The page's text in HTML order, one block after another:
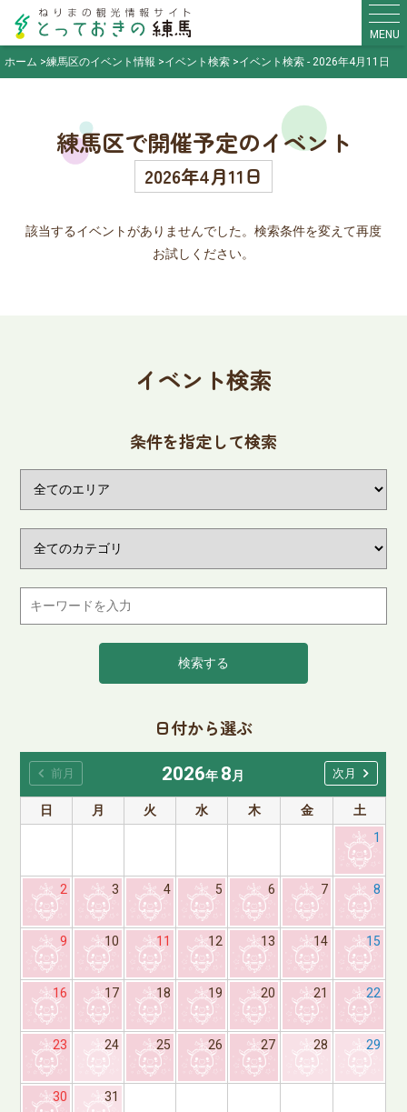
MENU
ホーム
練馬区のイベント情報 イベント検索 イベント検索 - 2026年4月11日
練馬区で開催予定のイベント
2026年4月11日
該当するイベントがありませんでした。検索条件を変えて再度
お試しください。
イベント検索
日付から選ぶ
2026年8月
日
月 火 水 木 金
土
1
2 3 4 5 6 7 8
9 10 11 12 13 14 15
16 17 18 19 20 21 22
23 24 25 26 27 28 29
30 31
chevron_left 前月 次月 chevron_right
条件を指定して検索
検索する